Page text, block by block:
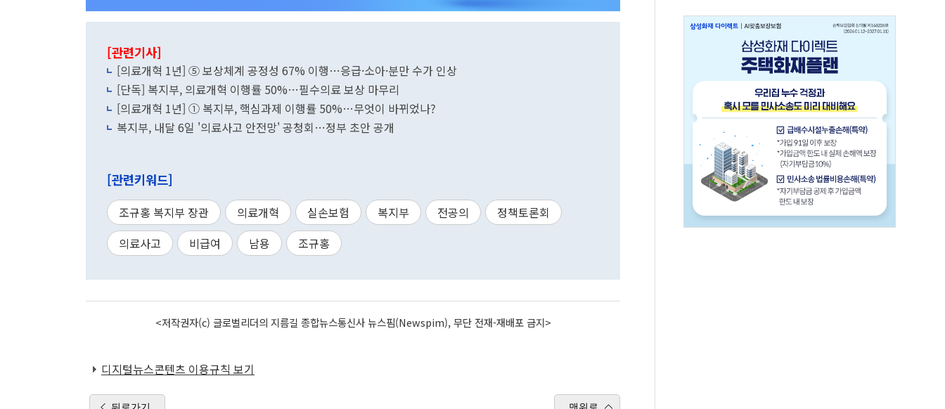
[관련기사]
[의료개혁 1년] ⑤ 보상체계 공정성 67% 이행…응급·소아·분만 수가 인상
[단독] 복지부, 의료개혁 이행률 50%…필수의료 보상 마무리
[의료개혁 1년] ① 복지부, 핵심과제 이행률 50%…무엇이 바뀌었나?
복지부, 내달 6일 '의료사고 안전망' 공청회…정부 초안 공개
[관련키워드]
조규홍 복지부 장관 의료개혁 실손보험 복지부 전공의
정책토론회
의료사고
비급여 남용 조규홍
<저작권자(c) 글로벌리더의 지름길 종합뉴스통신사 뉴스핌(Newspim), 무단 전재-재배포 금지>
디지털뉴스콘텐츠 이용규칙 보기
뒤로가기 맨위로